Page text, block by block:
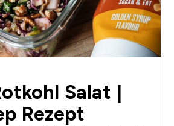
Salat |
Rezept